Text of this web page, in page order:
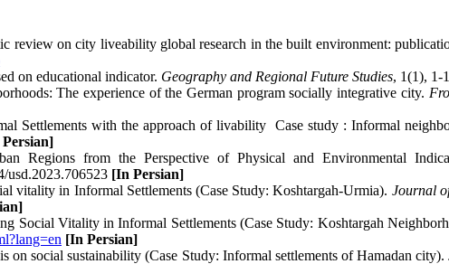
on city liveability global research in the built environment:
on educational indicator. Geography and Regional Future Studies, 1(1), 1-
The experience of the German program socially integrative city.
Settlements with the approach of ‎livability ‎ Case study : Informal
Regions from the Perspective of Physical and Environmental
usd.2023.706523 [In Persian]
vitality in Informal Settlements (Case Study: Koshtargah-Urmia). Journal
Social Vitality in Informal Settlements (Case Study: Koshtargah
[In Persian]
social sustainability (Case Study: Informal settlements of Hamadan city).